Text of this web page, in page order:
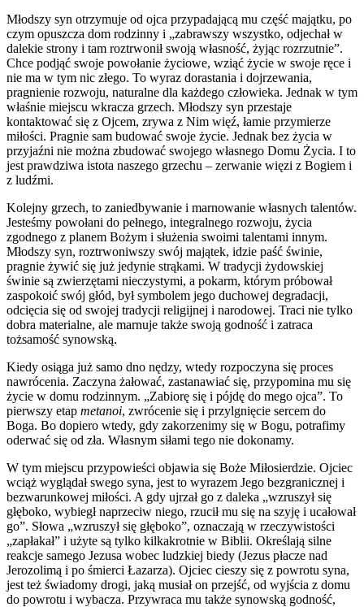
Młodszy syn otrzymuje od ojca przypadającą mu część majątku, po
czym opuszcza dom rodzinny i „zabrawszy wszystko, odjechał w
dalekie strony i tam roztrwonił swoją własność, żyjąc rozrzutnie”.
Chce podjąć swoje powołanie życiowe, wziąć życie w swoje ręce i
nie ma w tym nic złego. To wyraz dorastania i dojrzewania,
pragnienie rozwoju, naturalne dla każdego człowieka. Jednak w tym
właśnie miejscu wkracza grzech. Młodszy syn przestaje
kontaktować się z Ojcem, zrywa z Nim więź, łamie przymierze
miłości. Pragnie sam budować swoje życie. Jednak bez życia w
przyjaźni nie można zbudować swojego własnego Domu Życia. I to
jest prawdziwa istota naszego grzechu – zerwanie więzi z Bogiem i
z ludźmi.
Kolejny grzech, to zaniedbywanie i marnowanie własnych talentów.
Jesteśmy powołani do pełnego, integralnego rozwoju, życia
zgodnego z planem Bożym i służenia swoimi talentami innym.
Młodszy syn, roztrwoniwszy swój majątek, idzie paść świnie,
pragnie żywić się już jedynie strąkami. W tradycji żydowskiej
świnie są zwierzętami nieczystymi, a pokarm, którym próbował
zaspokoić swój głód, był symbolem jego duchowej degradacji,
odcięcia się od swojej tradycji religijnej i narodowej. Traci nie tylko
dobra materialne, ale marnuje także swoją godność i zatraca
tożsamość synowską.
Kiedy osiąga już samo dno nędzy, wtedy rozpoczyna się proces
nawrócenia. Zaczyna żałować, zastanawiać się, przypomina mu się
życie w domu rodzinnym. „Zabiorę się i pójdę do mego ojca”. To
pierwszy etap metanoi, zwrócenie się i przylgnięcie sercem do
Boga. Bo dopiero wtedy, gdy zakorzenimy się w Bogu, potrafimy
oderwać się od zła. Własnym siłami tego nie dokonamy.
W tym miejscu przypowieści objawia się Boże Miłosierdzie. Ojciec
wciąż wyglądał swego syna, jest to wyrazem Jego bezgranicznej i
bezwarunkowej miłości. A gdy ujrzał go z daleka „wzruszył się
głęboko, wybiegł naprzeciw niego, rzucił mu się na szyję i ucałował
go”. Słowa „wzruszył się głęboko”, oznaczają w rzeczywistości
„zapłakał” i użyte są tylko kilkakrotnie w Biblii. Określają silne
reakcje samego Jezusa wobec ludzkiej biedy (Jezus płacze nad
Jerozolimą i po śmierci Łazarza). Ojciec cieszy się z powrotu syna,
jest też świadomy drogi, jaką musiał on przejść, od wyjścia z domu
do powrotu i wybacza. Przywraca mu także synowską godność,